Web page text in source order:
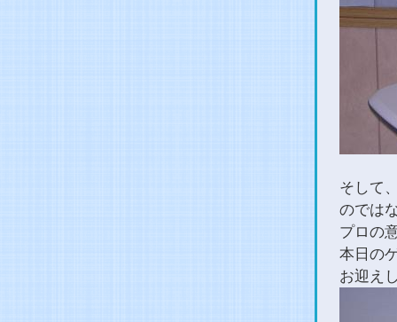
そして
のでは
プロの
本日の
お迎え